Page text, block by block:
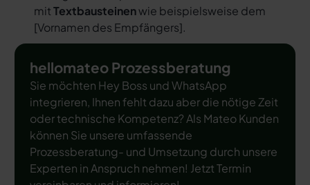
mitTextbausteinenwie beispielsweise dem
[Vornamen des Empfängers].
hellomateo Prozessberatung
Sie möchten Hey Boss und WhatsApp
integrieren, Ihnen fehlt dazu aber die nötige Zeit
oder technische Kompetenz? Als Mateo Kunden
können Sie unsere umfassende
Prozessberatung- und Umsetzung durch unsere
Experten in Anspruch nehmen! Jetzt Termin